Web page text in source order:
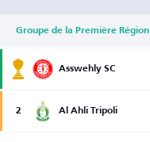
Groupe de la Première Région
Asswehly SC
2 Al Ahli Tripoli